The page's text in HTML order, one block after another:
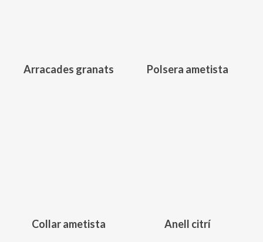
Arracades granats Polsera ametista
Collar ametista Anell citrí